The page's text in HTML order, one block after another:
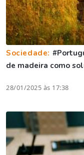
Sociedade:
de madeira como
28/01/2025 às 17:38